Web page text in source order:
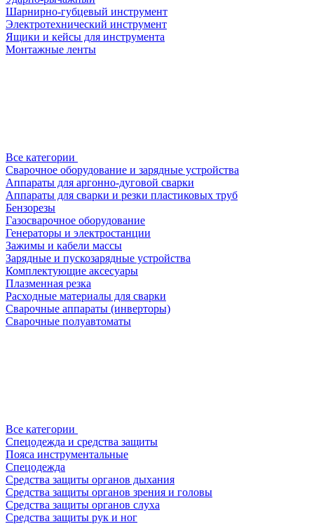
Шарнирно-губцевый инструмент
Электротехнический инструмент
Ящики и кейсы для инструмента
Монтажные ленты
Все категории
Сварочное оборудование и зарядные устройства
Аппараты для аргонно-дуговой сварки
Аппараты для сварки и резки пластиковых труб
Бензорезы
Газосварочное оборудование
Генераторы и электростанции
Зажимы и кабели массы
Зарядные и пускозарядные устройства
Комплектующие аксесуары
Плазменная резка
Расходные материалы для сварки
Сварочные аппараты (инверторы)
Сварочные полуавтоматы
Все категории
Спецодежда и средства защиты
Пояса инструментальные
Спецодежда
Средства защиты органов дыхания
Средства защиты органов зрения и головы
Средства защиты органов слуха
Средства защиты рук и ног